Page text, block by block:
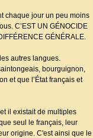
chaque jour un peu moins
C’EST UN GÉNOCIDE
GÉNÉRALE.
autres langues.
bourguignon,
et que l’État français et
il existait de multiples
seul le français, leur
origine. C'est ainsi que le